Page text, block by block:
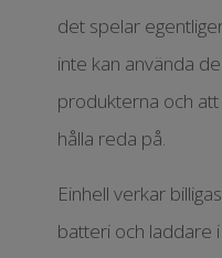
det spelar
inte kan använda
produkterna och
hålla reda på.
Einhell verkar
batteri och laddare